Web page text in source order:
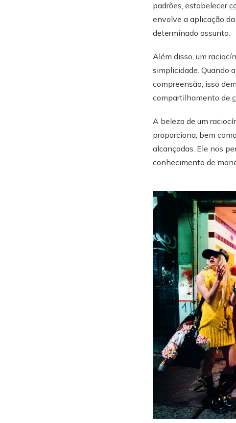
padrões, estabelecer
envolve a aplicação
determinado assunto.
Além disso, um
simplicidade. Quando
compreensão, isso
compartilhamento de
A beleza de um
proporciona, bem
alcançadas. Ele nos
conhecimento de